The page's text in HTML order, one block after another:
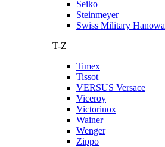
Seiko
Steinmeyer
Swiss Military Hanowa
T-Z
Timex
Tissot
VERSUS Versace
Viceroy
Victorinox
Wainer
Wenger
Zippo